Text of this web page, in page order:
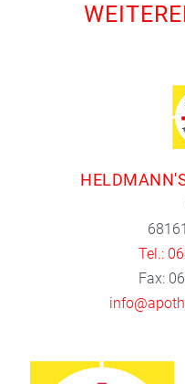
Tel.:
Fax: